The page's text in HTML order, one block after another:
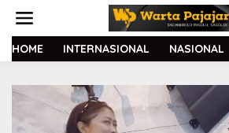
t
HOME INTERNASIONAL NASIONAL